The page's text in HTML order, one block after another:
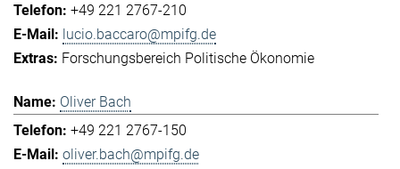
+49 221 2767-210
lucio.baccaro@mpifg.de
Forschungsbereich Politische Ökonomie
Oliver Bach
+49 221 2767-150
oliver.bach@mpifg.de